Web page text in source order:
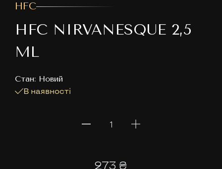
HFC
HFC NIRVANESQUE 2,5
ML
Cтан: Новий
В наявності
273 ₴